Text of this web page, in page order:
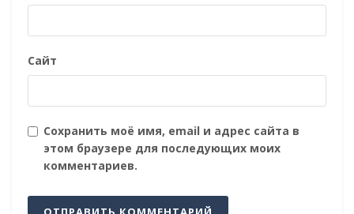
Сайт
Сохранить моё имя, email и адрес сайта в
этом браузере для последующих моих
комментариев.